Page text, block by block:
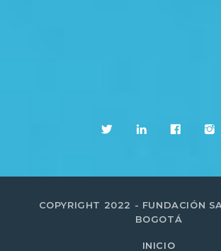
COPYRIGHT 2022 - FUNDACIÓN
BOGOTÁ
INICIO